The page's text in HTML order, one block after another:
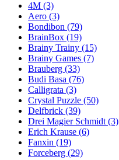
4M (3)
Aero (3)
Bondibon (79)
BrainBox (19)
Brainy Trainy (15)
Brainy Games (7)
Brauberg (33)
Budi Basa (76)
Calligrata (3)
Crystal Puzzle (50)
Delfbrick (39)
Drei Magier Schmidt (3)
Erich Krause (6)
Fanxin (19)
Forceberg (29)